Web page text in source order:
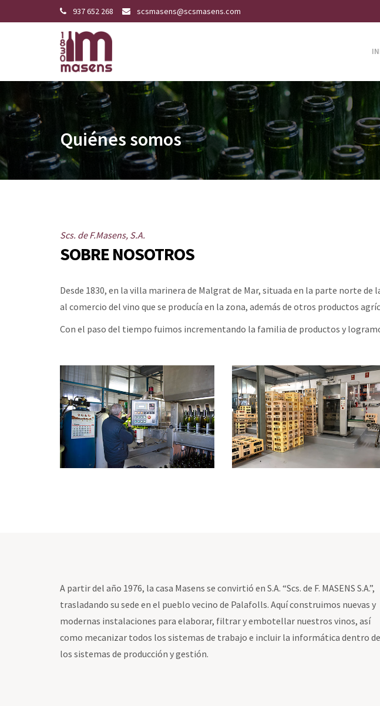
937 652 268 scsmasens@scsmasens.com
Quiénes somos
Scs. de F.Masens, S.A.
SOBRE NOSOTROS
Desde 1830, en la villa marinera de Malgrat de Mar, situada en la parte norte
al comercio del vino que se producía en la zona, además de otros productos
Con el paso del tiempo fuimos incrementando la familia de productos y
A partir del año 1976, la casa Masens se convirtió en S.A. “Scs. de F. MASENS S.A.”,
trasladando su sede en el pueblo vecino de Palafolls. Aquí construimos nuevas y
modernas instalaciones para elaborar, filtrar y embotellar nuestros vinos, así
como mecanizar todos los sistemas de trabajo e incluir la informática dentro de
los sistemas de producción y gestión.